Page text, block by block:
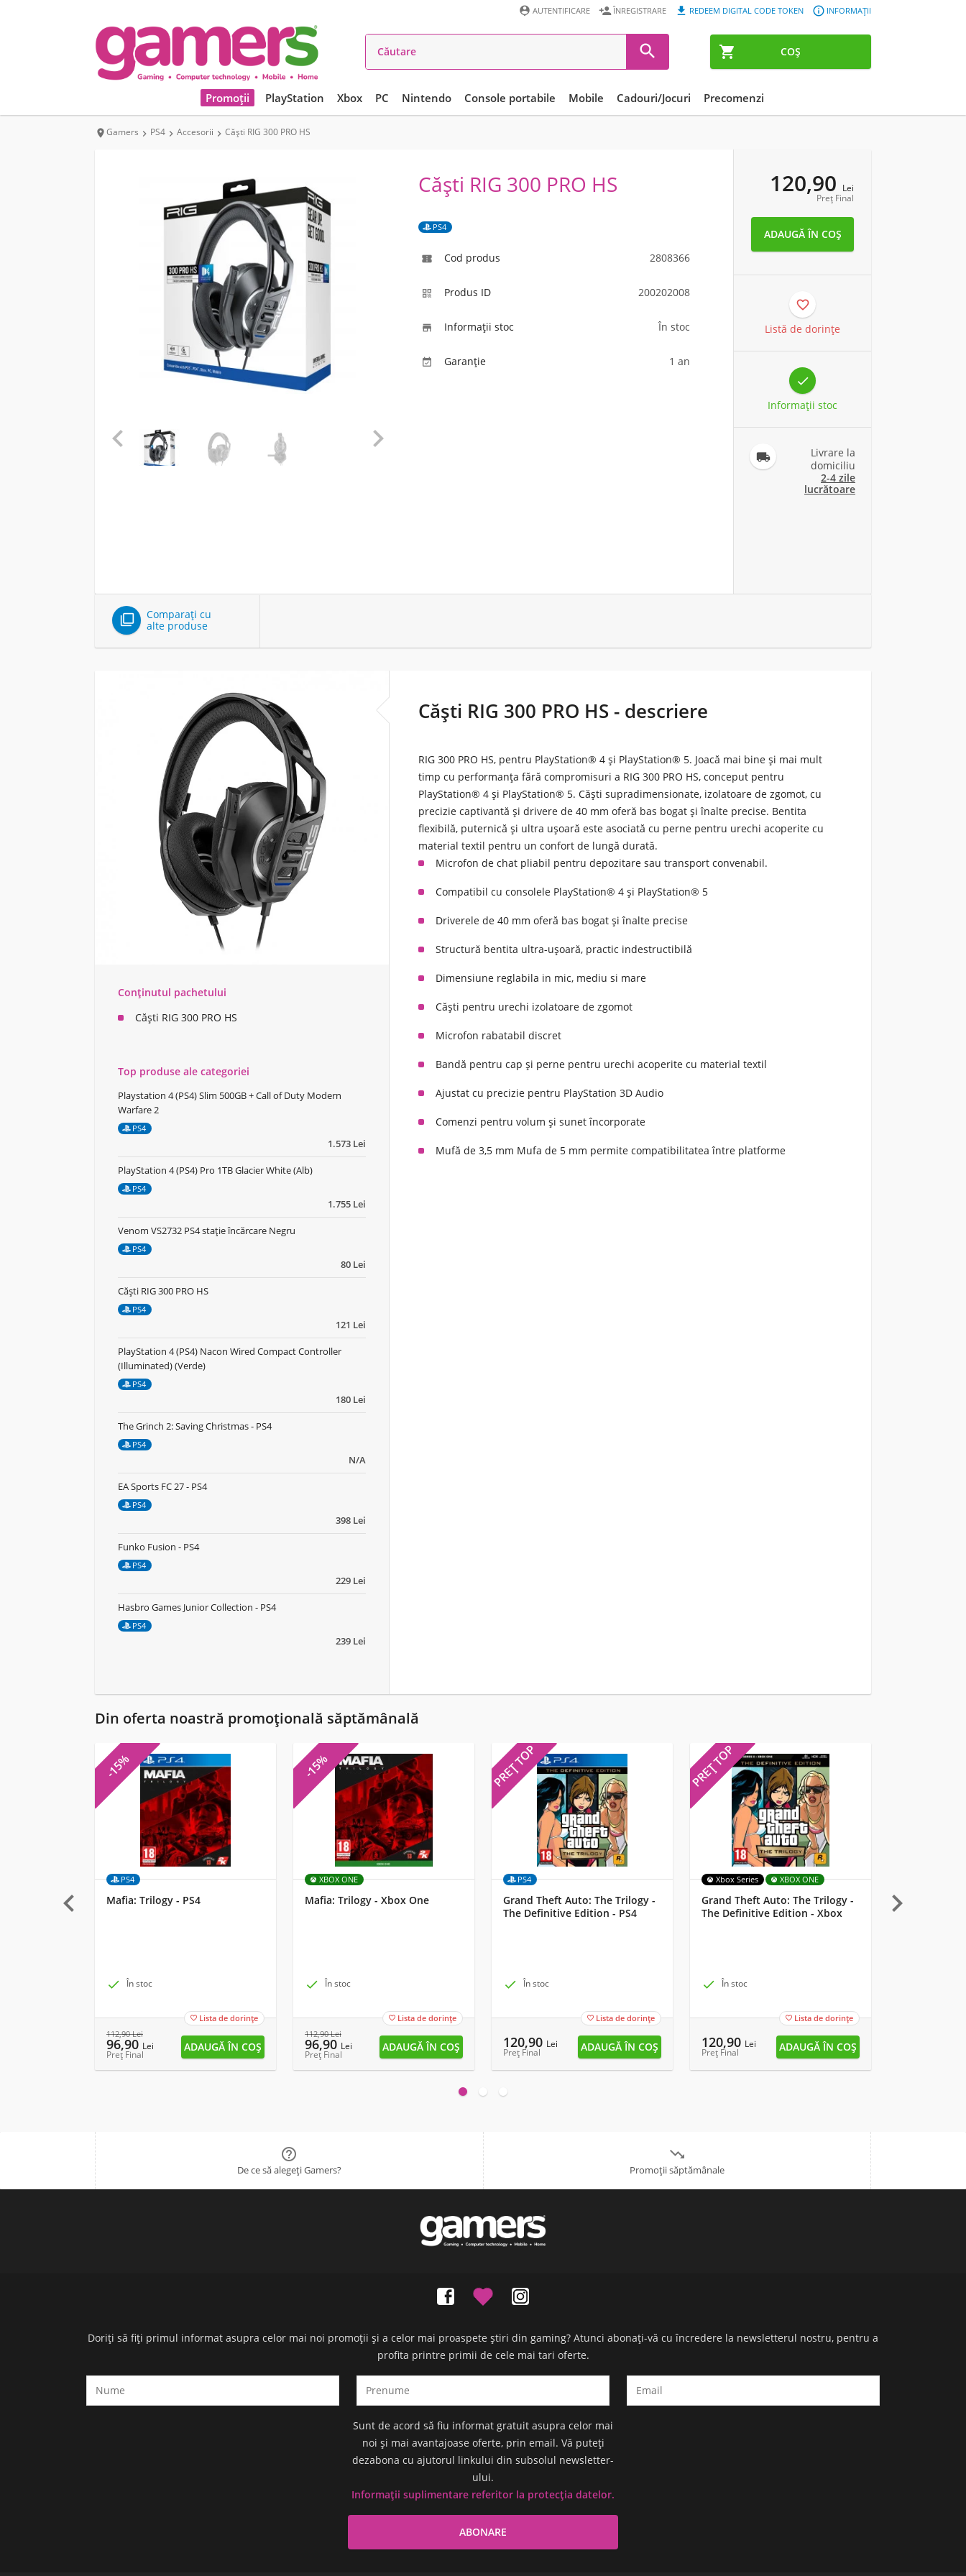
 COȘ
 INFORMAȚII
 REDEEM DIGITAL CODE TOKEN
ÎNREGISTRARE
 AUTENTIFICARE

Promoții PlayStation Xbox PC Nintendo Console portabile Mobile Cadouri/Jocuri Precomenzi
Gamers  PS4  Accesorii  Căști RIG 300 PRO HS
 
Căști RIG 300 PRO HS
PS4
 Cod produs 2808366
 Produs ID 200202008
 Informaţii stoc În stoc
 Garanție 1 an
120,90 Lei
Preț Final

Listă de dorințe

Informaţii stoc

Livrare la
domiciliu
2-4 zile
lucrătoare

Comparați cu
alte produse
Căști RIG 300 PRO HS - descriere
RIG 300 PRO HS, pentru PlayStation® 4 și PlayStation® 5. Joacă mai bine și mai mult
timp cu performanța fără compromisuri a RIG 300 PRO HS, conceput pentru
PlayStation® 4 și PlayStation® 5. Căști supradimensionate, izolatoare de zgomot, cu
precizie captivantă și drivere de 40 mm oferă bas bogat și înalte precise. Bentita
flexibilă, puternică și ultra ușoară este asociată cu perne pentru urechi acoperite cu
material textil pentru un confort de lungă durată.
Microfon de chat pliabil pentru depozitare sau transport convenabil.
Compatibil cu consolele PlayStation® 4 și PlayStation® 5
Driverele de 40 mm oferă bas bogat și înalte precise
Structură bentita ultra-ușoară, practic indestructibilă
Dimensiune reglabila in mic, mediu si mare
Căști pentru urechi izolatoare de zgomot
Microfon rabatabil discret
Bandă pentru cap și perne pentru urechi acoperite cu material textil
Ajustat cu precizie pentru PlayStation 3D Audio
Comenzi pentru volum și sunet încorporate
Mufă de 3,5 mm Mufa de 5 mm permite compatibilitatea între platforme
Conținutul pachetului
Căști RIG 300 PRO HS
Top produse ale categoriei
1.573 Lei
Playstation 4 (PS4) Slim 500GB + Call of Duty Modern
Warfare 2
PS4
1.755 Lei
PlayStation 4 (PS4) Pro 1TB Glacier White (Alb)
PS4
80 Lei
Venom VS2732 PS4 stație încărcare Negru
PS4
121 Lei
Căști RIG 300 PRO HS
PS4
180 Lei
PlayStation 4 (PS4) Nacon Wired Compact Controller
(Illuminated) (Verde)
PS4
N/A
The Grinch 2: Saving Christmas - PS4
PS4
398 Lei
EA Sports FC 27 - PS4
PS4
229 Lei
Funko Fusion - PS4
PS4
239 Lei
Hasbro Games Junior Collection - PS4
PS4
Din oferta noastră promoțională săptămânală
-15%
PS4
Mafia: Trilogy - PS4
 În stoc
 Lista de dorințe
112,90Lei
96,90 Lei
Preț Final
-15%
XBOX ONE
Mafia: Trilogy - Xbox One
 În stoc
 Lista de dorințe
112,90Lei
96,90 Lei
Preț Final
PREȚ TOP
PS4
Grand Theft Auto: The Trilogy -
The Definitive Edition - PS4
 În stoc
 Lista de dorințe
120,90 Lei
Preț Final
PREȚ TOP
Xbox Series XBOX ONE
Grand Theft Auto: The Trilogy -
The Definitive Edition - Xbox
 În stoc
 Lista de dorințe
120,90 Lei
Preț Final
Starlink:
 

De ce să alegeți Gamers?

Promoții săptămânale
Doriți să fiți primul informat asupra celor mai noi promoții și a celor mai proaspete știri din gaming? Atunci abonați-vă cu încredere la newsletterul nostru, pentru a
profita printre primii de cele mai tari oferte.
Sunt de acord să fiu informat gratuit asupra celor mai
noi și mai avantajoase oferte, prin email. Vă puteți
dezabona cu ajutorul linkului din subsolul newsletter-
ului.
Informații suplimentare referitor la protecția datelor.